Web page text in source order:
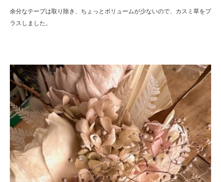
余分なテープは取り除き、ちょっとボリュームが少ないので、カスミ草をプ
ラスしました。